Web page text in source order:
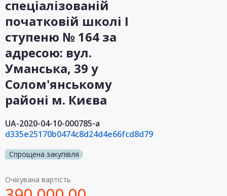
спецiалiзованій
початковій школі І
ступеню № 164 за
адресою: вул.
Уманська, 39 у
Солом'янському
районі м. Києва
UA-2020-04-10-000785-a
d335e25170b0474c8d24d4e66fcd8d79
Спрощена закупівля
Очікувана вартість